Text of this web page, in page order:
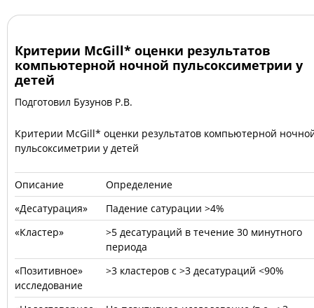
Критерии McGill* оценки результатов
компьютерной ночной пульсоксиметрии у
детей
Подготовил Бузунов Р.В.
Критерии McGill* оценки результатов компьютерной
пульсоксиметрии у детей
Описание
Определение
«Десатурация»
Падение сатурации >4%
«Кластер»
>5 десатураций в течение 30 минутного
периода
«Позитивное»
исследование
>3 кластеров с >3 десатураций <90%